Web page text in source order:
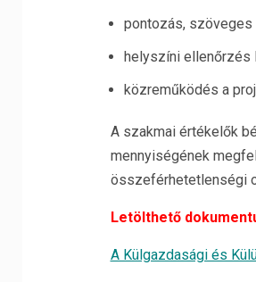
pontozás,
helyszíni ellenőrzés
közreműködés a
A szakmai értékelők
mennyiségének
összeférhetetlenségi
Letölthető
A Külgazdasági és